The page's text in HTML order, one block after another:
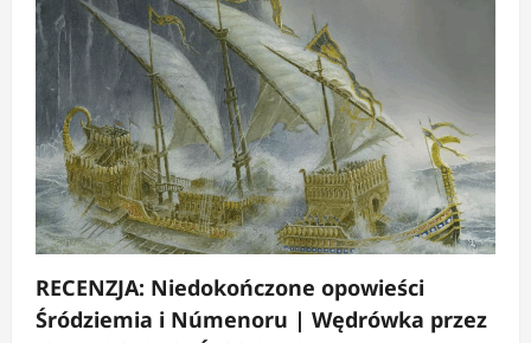
RECENZJA: Niedokończone opowieści
Śródziemia i Númenoru | Wędrówka przez